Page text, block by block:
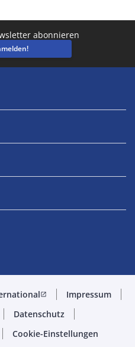
abonnieren
open_in_new
Impressum
Datenschutz
Cookie-Einstellungen